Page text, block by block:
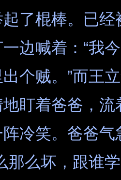
了棍棒。已经
边喊着：“我
个贼。”而王
盯着爸爸，
冷笑。爸爸气
那么坏，跟谁